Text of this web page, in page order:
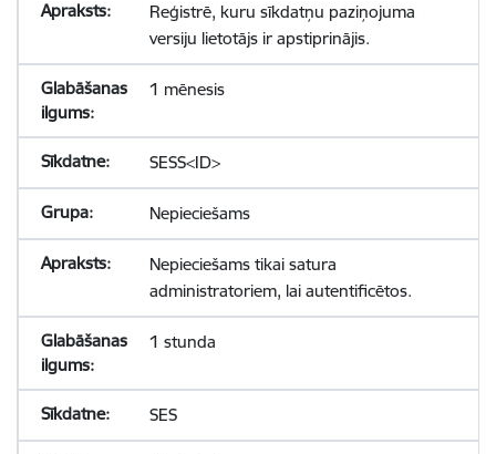
Reģistrē, kuru sīkdatņu paziņojuma
versiju lietotājs ir apstiprinājis.
1 mēnesis
SESS<ID>
Nepieciešams
Nepieciešams tikai satura
administratoriem, lai autentificētos.
1 stunda
SES